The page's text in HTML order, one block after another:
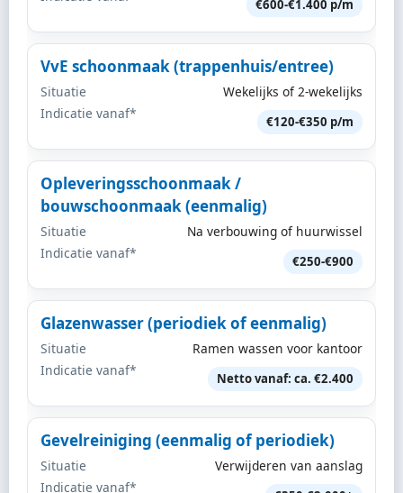
€600-€1.400 p/m
VvE schoonmaak (trappenhuis/entree)
Situatie
Wekelijks of 2-wekelijks
Indicatie vanaf*
€120-€350 p/m
Opleveringsschoonmaak /
bouwschoonmaak (eenmalig)
Situatie
Na verbouwing of huurwissel
Indicatie vanaf*
€250-€900
Glazenwasser (periodiek of eenmalig)
Situatie
Ramen wassen voor kantoor
Indicatie vanaf*
Netto vanaf: ca. €2.400
Gevelreiniging (eenmalig of periodiek)
Situatie
Verwijderen van aanslag
Indicatie vanaf*